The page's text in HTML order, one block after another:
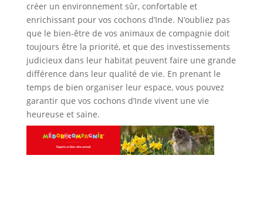
créer un environnement sûr, confortable et
enrichissant pour vos cochons d’Inde. N’oubliez pas
que le bien-être de vos animaux de compagnie doit
toujours être la priorité, et que des investissements
judicieux dans leur habitat peuvent faire une grande
différence dans leur qualité de vie. En prenant le
temps de bien organiser leur espace, vous pouvez
garantir que vos cochons d’Inde vivent une vie
heureuse et saine.